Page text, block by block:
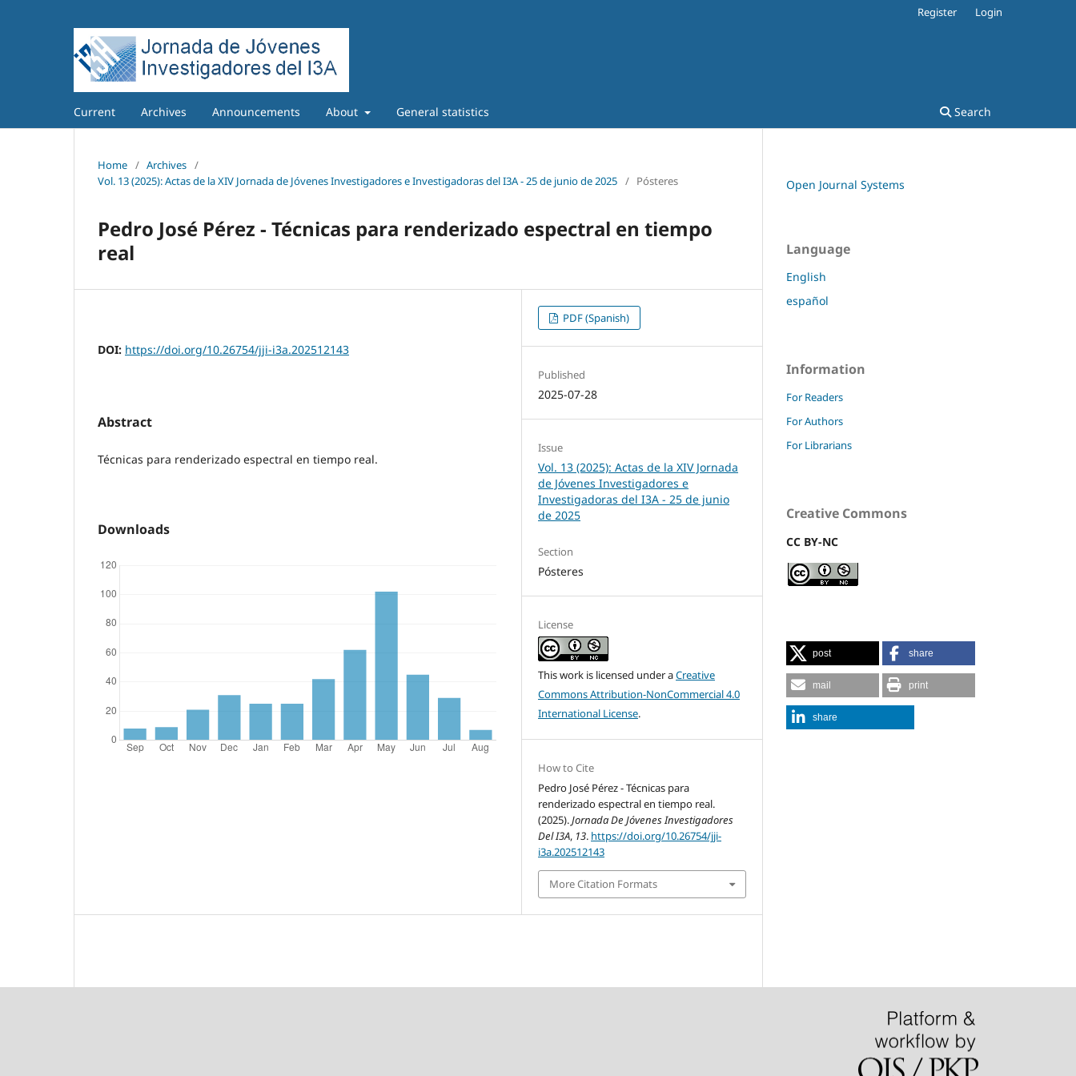
Current Archives Announcements About General statistics Search
Register Login
Home / Archives /
Vol. 13 (2025): Actas de la XIV Jornada de Jóvenes Investigadores e Investigadoras del I3A - 25 de junio de 2025 / Pósteres
Pedro José Pérez - Técnicas para renderizado espectral en tiempo
real
DOI: https://doi.org/10.26754/jji-i3a.202512143
Abstract
Técnicas para renderizado espectral en tiempo real.
Downloads
PDF (Spanish)
Published
2025-07-28
Issue
Vol. 13 (2025): Actas de la XIV Jornada
de Jóvenes Investigadores e
Investigadoras del I3A - 25 de junio
de 2025
Section
Pósteres
License
This work is licensed under aCreative
Commons Attribution-NonCommercial 4.0
International License.
How to Cite
Pedro José Pérez - Técnicas para
renderizado espectral en tiempo real.
(2025).Jornada De Jóvenes Investigadores
Del I3A, 13. https://doi.org/10.26754/jji-
i3a.202512143
More Citation Formats
Open Journal Systems
Language
English
español
Information
For Readers
For Authors
For Librarians
Creative Commons
CC BY-NC
post share
mail print
share